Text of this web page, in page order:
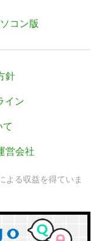
コン版
針
イン
て
営会社
よる収益を得ていま